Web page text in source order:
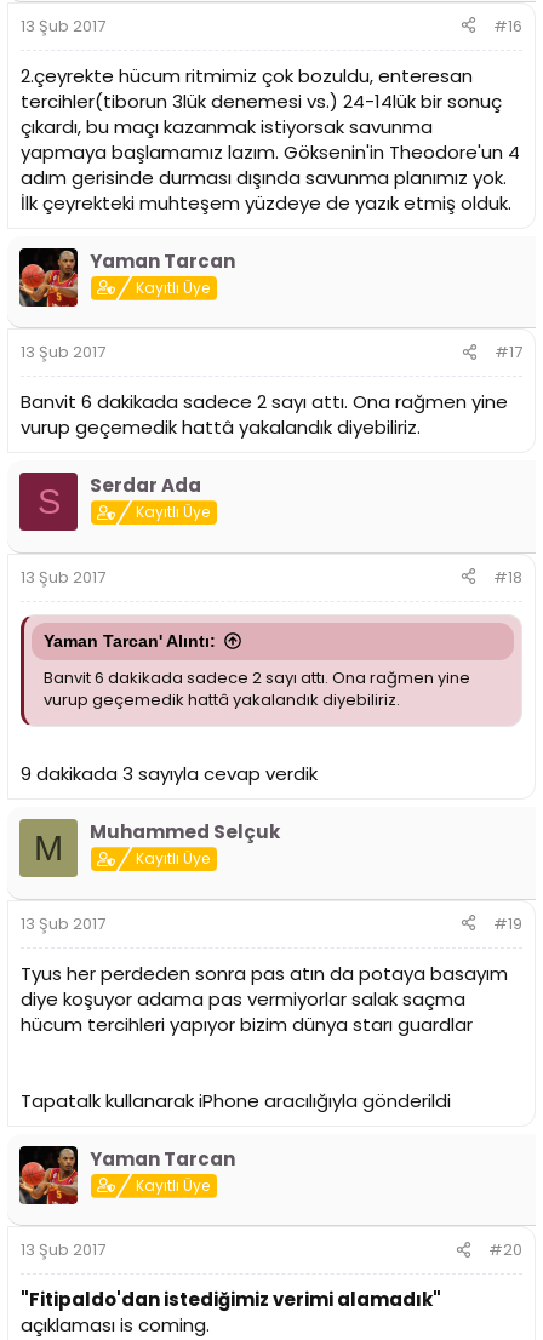
13 Şub 2017 #16
2.çeyrekte hücum ritmimiz çok bozuldu, enteresan
tercihler(tiborun 3lük denemesi vs.) 24-14lük bir sonuç
çıkardı, bu maçı kazanmak istiyorsak savunma
yapmaya başlamamız lazım. Göksenin'in Theodore'un 4
adım gerisinde durması dışında savunma planımız yok.
İlk çeyrekteki muhteşem yüzdeye de yazık etmiş olduk.
Yaman Tarcan
Kayıtlı Üye
13 Şub 2017 #17
Banvit 6 dakikada sadece 2 sayı attı. Ona rağmen yine
vurup geçemedik hattâ yakalandık diyebiliriz.
S Serdar Ada
Kayıtlı Üye
13 Şub 2017 #18
Yaman Tarcan' Alıntı:
Banvit 6 dakikada sadece 2 sayı attı. Ona rağmen yine
vurup geçemedik hattâ yakalandık diyebiliriz.
9 dakikada 3 sayıyla cevap verdik
M Muhammed Selçuk
Kayıtlı Üye
13 Şub 2017 #19
Tyus her perdeden sonra pas atın da potaya basayım
diye koşuyor adama pas vermiyorlar salak saçma
hücum tercihleri yapıyor bizim dünya starı guardlar
Tapatalk kullanarak iPhone aracılığıyla gönderildi
Yaman Tarcan
Kayıtlı Üye
13 Şub 2017 #20
"Fitipaldo'dan istediğimiz verimi alamadık"
açıklaması is coming.